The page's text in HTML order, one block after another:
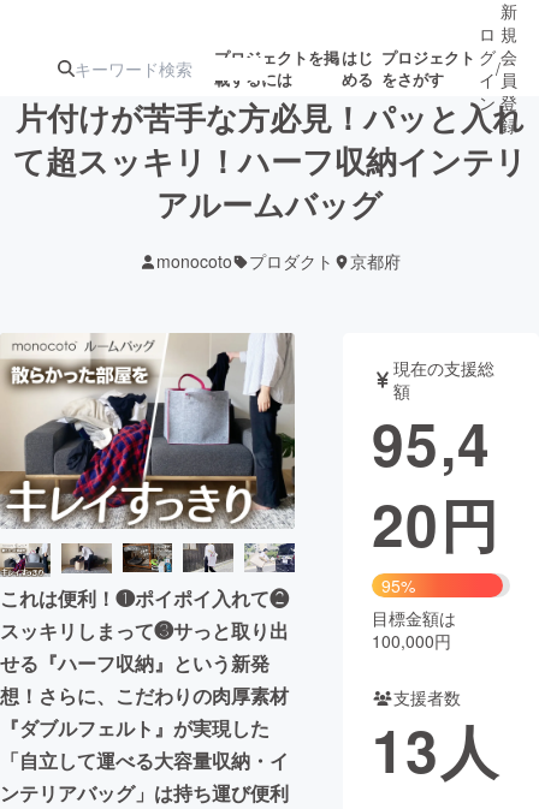
プロジェクトを掲
載するには
はじ
める
プロジェクト
をさがす
注目のリ 注目の新着プロ募集終了が近いプ
テクノロジー・ガジェット
映像・映画 書籍・雑誌
ビジネス・起業 チャレンジ
まちづくり・地域活性化
CAMPFIRE for Social Good
CAMPFIRE Creation
CAMPFIREふるさと納税machi-ya コミュニティ
ロ
グ
イ
ン
/
新
規
会
員
登
録
片付けが苦手な方必見！パッと入れ
て超スッキリ！ハーフ収納インテリ
アルームバッグ
monocoto プロダクト 京都府
これは便利！❶ポイポイ入れて❷
スッキリしまって❸サっと取り出
せる『ハーフ収納』という新発
想！さらに、こだわりの肉厚素材
『ダブルフェルト』が実現した
「自立して運べる大容量収納・イ
ンテリアバッグ」は持ち運び便利
現在の支援総
額
95,4
20円
95%
目標金額は
100,000円
支援者数
13人